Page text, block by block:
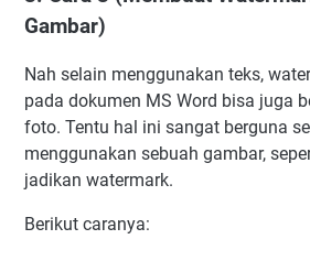
Gambar)
Nah selain menggunakan teks,
pada dokumen MS Word bisa juga
foto. Tentu hal ini sangat berguna
menggunakan sebuah gambar,
jadikan watermark.
Berikut caranya: